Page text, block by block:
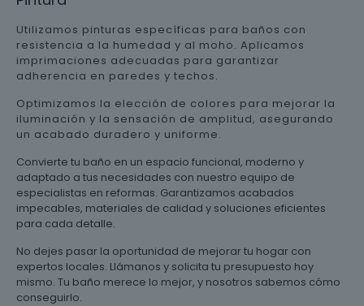
Utilizamos pinturas específicas para baños con
resistencia a la humedad y al moho. Aplicamos
imprimaciones adecuadas para garantizar
adherencia en paredes y techos.
Optimizamos la elección de colores para mejorar la
iluminación y la sensación de amplitud, asegurando
un acabado duradero y uniforme.
Convierte tu baño en un espacio funcional, moderno y
adaptado a tus necesidades con nuestro equipo de
especialistas en reformas. Garantizamos acabados
impecables, materiales de calidad y soluciones eficientes
para cada detalle.
No dejes pasar la oportunidad de mejorar tu hogar con
expertos locales. Llámanos y solicita tu presupuesto hoy
mismo. Tu baño merece lo mejor, y nosotros sabemos cómo
conseguirlo.